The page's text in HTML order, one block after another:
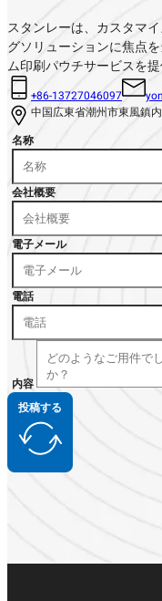
スタンレーは、カスタマ
グソリューションに焦点
ム印刷パウチサービスを
+86-13727046097
中国広東省潮州市東風鎮
名称
会社概要
電子メール
電話
内容
投稿する